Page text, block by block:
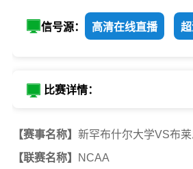
信号源： 高清在线直播
比赛详情：
【赛事名称】 新罕布什尔大学VS布
【联赛名称】
NCAA